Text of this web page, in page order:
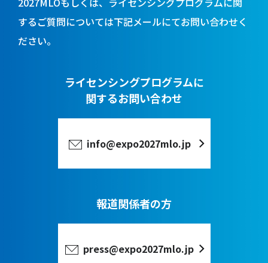
するご質問については下記メールにてお問い合わせく
ださい。
ライセンシングプログラムに
関するお問い合わせ
info@expo2027mlo.jp
報道関係者の方
press@expo2027mlo.jp